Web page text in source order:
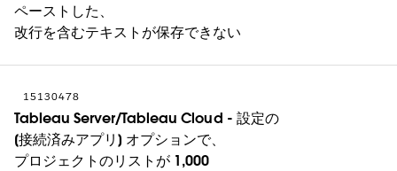
ペーストした、
改行を含むテキストが保存できない
15130478
Tableau Server/Tableau Cloud - 設定の
[接続済みアプリ] オプションで、
プロジェクトのリストが 1,000